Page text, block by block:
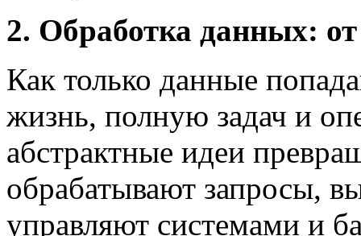
2. Обработка данных:
Как только данные
жизнь, полную задач и
абстрактные идеи
обрабатывают запросы,
управляют системами и